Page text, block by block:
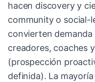
hacen discovery y
community o social-
convierten demanda
creadores, coaches
(prospección
definida). La